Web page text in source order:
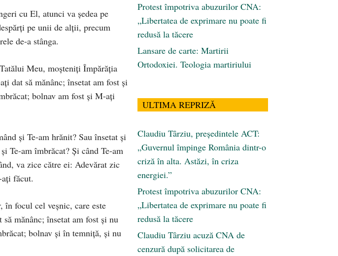
cu El, atunci va ședea pe
pe unii de alții, precum
de-a stânga.
Meu, moșteniți Împărăția
dat să mănânc; însetat am fost și
bolnav am fost și M-ați
și Te-am hrănit? Sau însetat și
Te-am îmbrăcat? Și când Te-am
va zice către ei: Adevărat zic
făcut.
focul cel veșnic, care este
mănânc; însetat am fost și nu
bolnav și în temniță, și nu
Protest împotriva abuzurilor CNA:
„Libertatea de exprimare nu poate fi
redusă la tăcere
Lansare de carte: Martirii
Ortodoxiei. Teologia martiriului
ULTIMA REPRIZĂ
Claudiu Târziu, președintele ACT:
„Guvernul împinge România dintr-o
criză în alta. Astăzi, în criza
energiei.”
Protest împotriva abuzurilor CNA:
„Libertatea de exprimare nu poate fi
redusă la tăcere
Claudiu Târziu acuză CNA de
cenzură după solicitarea de